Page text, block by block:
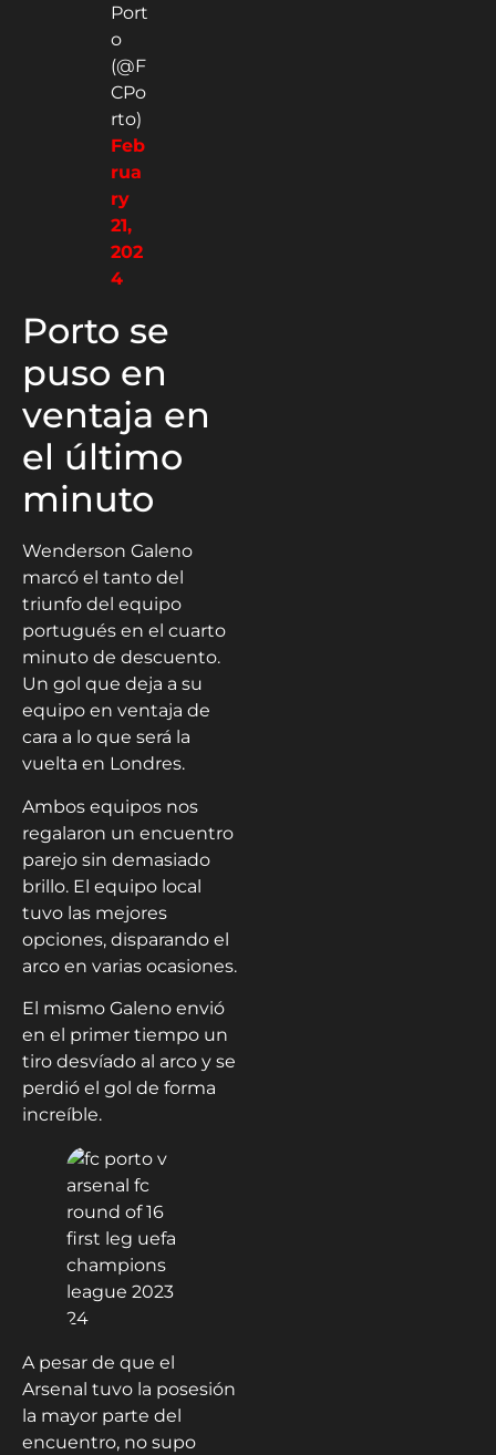
Port
o
(@F
CPo
rto)
Feb
rua
ry
21,
202
4
Porto se
puso en
ventaja en
el último
minuto
Wenderson Galeno
marcó el tanto del
triunfo del equipo
portugués en el cuarto
minuto de descuento.
Un gol que deja a su
equipo en ventaja de
cara a lo que será la
vuelta en Londres.
Ambos equipos nos
regalaron un encuentro
parejo sin demasiado
brillo. El equipo local
tuvo las mejores
opciones, disparando el
arco en varias ocasiones.
El mismo Galeno envió
en el primer tiempo un
tiro desvíado al arco y se
perdió el gol de forma
increíble.
A pesar de que el
Arsenal tuvo la posesión
la mayor parte del
encuentro, no supo